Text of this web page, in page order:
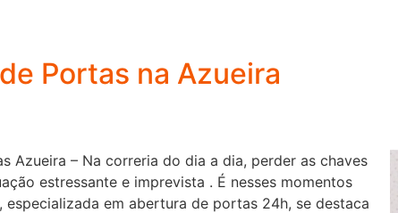
Portas na Azueira
Azueira – Na correria do dia a dia, perder as chaves
estressante e imprevista . É nesses momentos
especializada em abertura de portas 24h, se destaca